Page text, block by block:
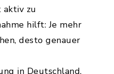
aktiv zu
hilft: Je mehr
desto genauer
in Deutschland.